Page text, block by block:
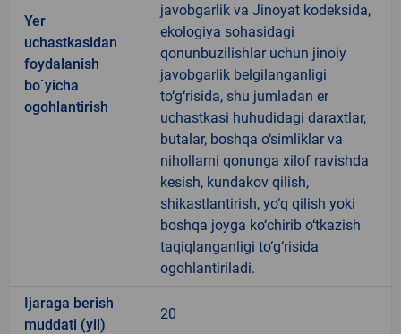
Yer
uchastkasidan
foydalanish
bo`yicha
ogohlantirish
javobgarlik va Jinoyat kodeksida,
ekologiya sohasidagi
qonunbuzilishlar uchun jinoiy
javobgarlik belgilanganligi
to‘g‘risida, shu jumladan er
uchastkasi huhudidagi daraxtlar,
butalar, boshqa o‘simliklar va
nihollarni qonunga xilof ravishda
kesish, kundakov qilish,
shikastlantirish, yo‘q qilish yoki
boshqa joyga ko‘chirib o‘tkazish
taqiqlanganligi to‘g‘risida
ogohlantiriladi.
Ijaraga berish
muddati (yil)
20